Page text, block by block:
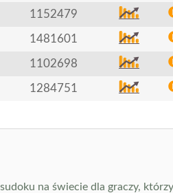
1152479
1481601
1102698
1284751
na świecie dla graczy,